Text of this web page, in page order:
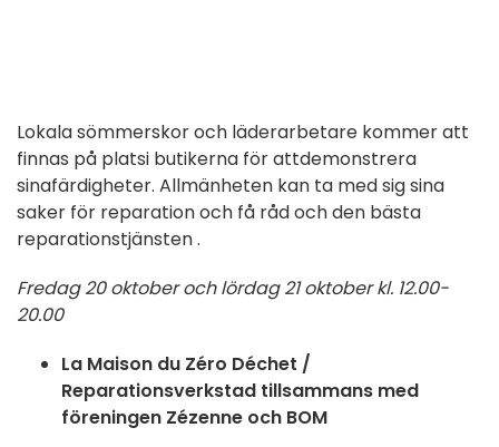
Lokalasömmerskor och läderarbetare kommer att
finnas på platsi butikerna för attdemonstrera
sinafärdigheter. Allmänheten kan ta med sig sina
saker för reparation och få rådochden bästa
reparationstjänsten.
Fredag 20 oktober och lördag 21 oktober kl. 12.00-
20.00
La Maison du Zéro Déchet /
Reparationsverkstad tillsammans med
föreningen Zézenne och BOM